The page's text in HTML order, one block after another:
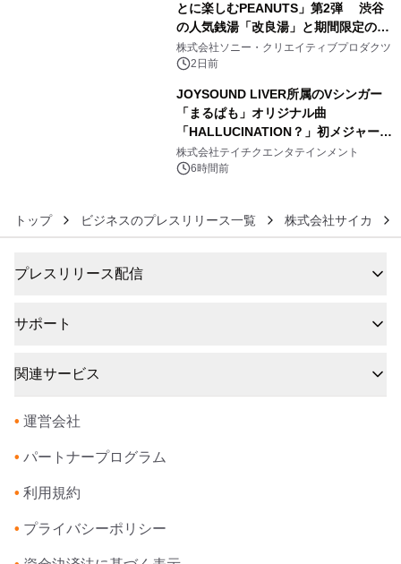
とに楽しむPEANUTS」第2弾 渋谷
の人気銭湯「改良湯」と期間限定のコ
ラボレーション サウナイキタイコラ
ボグッズも発売決定！
株式会社ソニー・クリエイティブプロダクツ
2日前
JOYSOUND LIVER所属のVシンガー
「まるぱも」オリジナル曲
「HALLUCINATION？」初メジャー配
信リリース決定！
株式会社テイチクエンタテインメント
6時間前
トップ ビジネスのプレスリリース一覧 株式会社サイカ
プレスリリース配信
サポート
関連サービス
• 運営会社
• パートナープログラム
• 利用規約
• プライバシーポリシー